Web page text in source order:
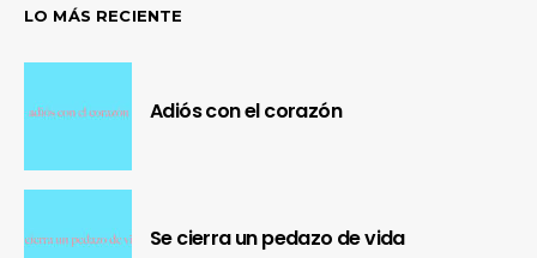
LO MÁS RECIENTE
Adiós con el corazón
Se cierra un pedazo de vida